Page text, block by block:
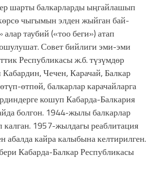
шарты балкарларды ыңгайлашып
чыгымын элден жыйган бай-
таубий («тоо беги») атап
Совет бийлиги эми-эми
Республикасы ж.б. түзүмдөр
Чечен, Карачай, Балкар
өтпөй, балкарлар карачайларга
кошуп Кабарда-Балкария
болгон. 1944-жылы балкарлар
1957-жылдагы реаблитация
кайра калыбына келтирилген.
Кабарда-Балкар Республикасы